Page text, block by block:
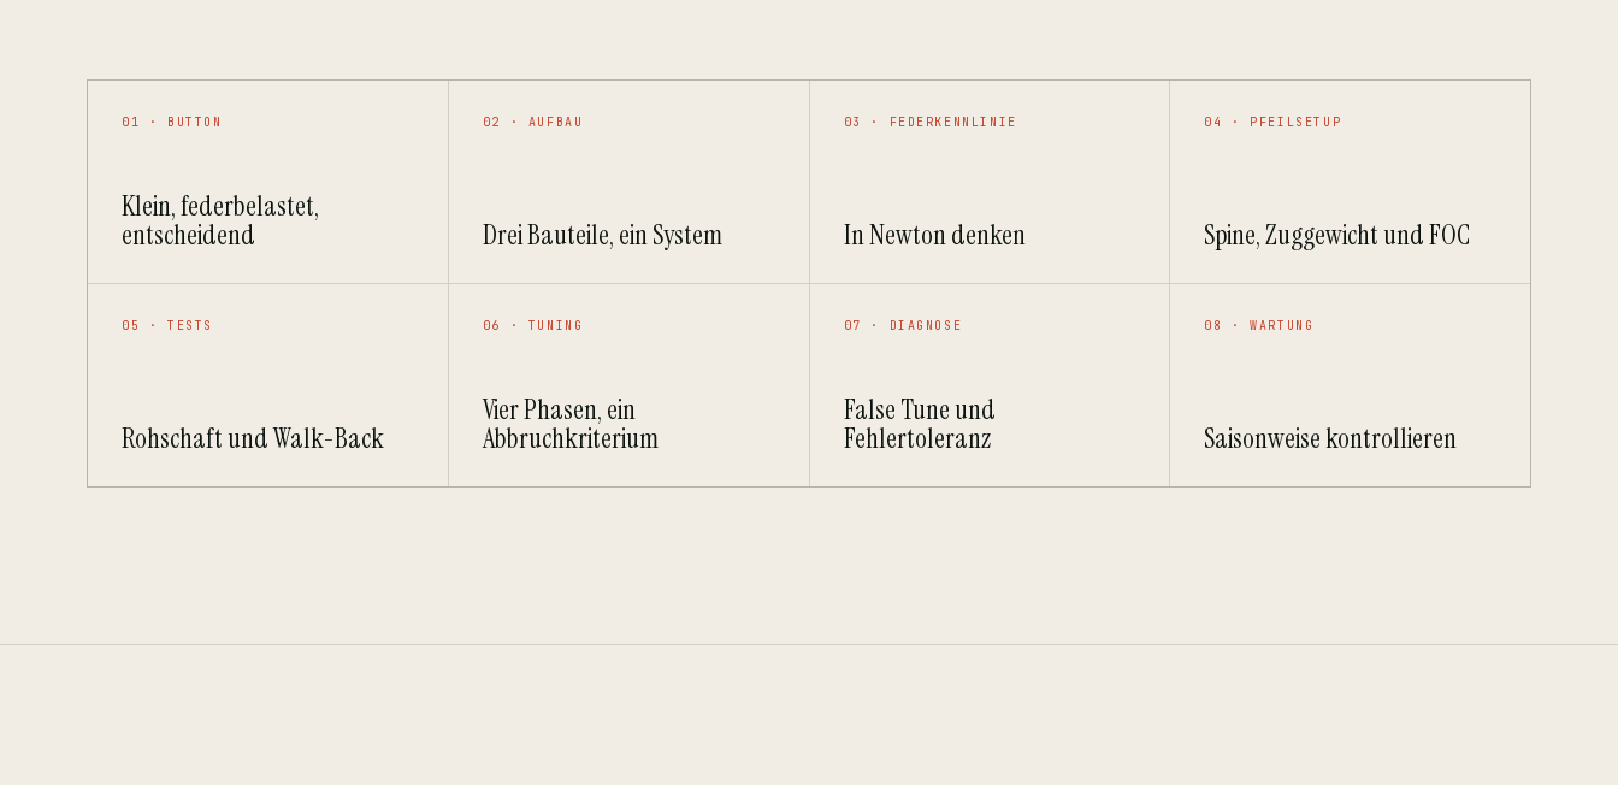
01 · BUTTON
Klein, federbelastet,
entscheidend
02 · AUFBAU
Drei Bauteile, ein System
03 · FEDERKENNLINIE
In Newton denken
04 · PFEILSETUP
Spine, Zuggewicht und FOC
05 · TESTS
Rohschaft und Walk-Back
06 · TUNING
Vier Phasen, ein
Abbruchkriterium
07 · DIAGNOSE
False Tune und
Fehlertoleranz
08 · WARTUNG
Saisonweise kontrollieren